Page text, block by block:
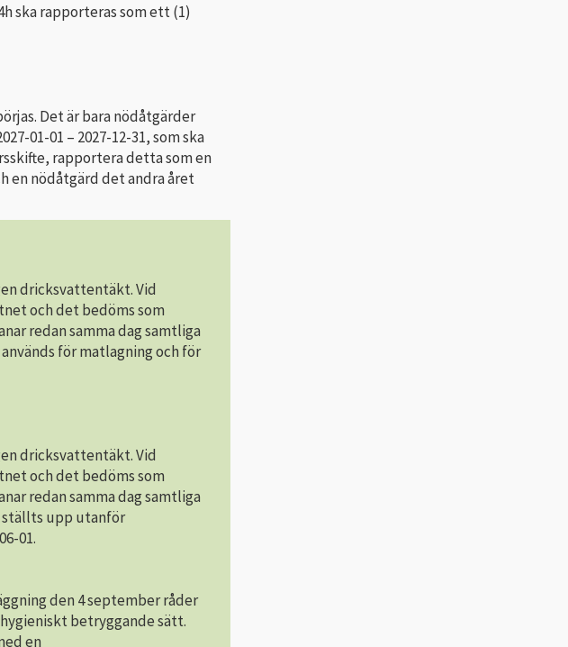
ska rapporteras som ett (1)
Det är bara nödåtgärder
01-01 – 2027-12-31, som ska
rapportera detta som en
en nödåtgärd det andra året
dricksvattentäkt. Vid
och det bedöms som
redan samma dag samtliga
för matlagning och för
dricksvattentäkt. Vid
och det bedöms som
redan samma dag samtliga
ställts upp utanför
01.
den 4 september råder
betryggande sätt.
en